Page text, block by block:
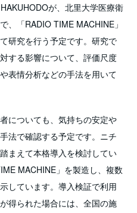
が、北里大学医療衛
、「RADIO TIME MACHINE」
研究を行う予定です。研究で
する影響について、評価尺度
表情分析などの手法を用いて
についても、気持ちの安定や
法で確認する予定です。ニチ
まえて本格導入を検討してい
MACHINE」を製造し、複数
しています。導入検証で利用
得られた場合には、全国の施